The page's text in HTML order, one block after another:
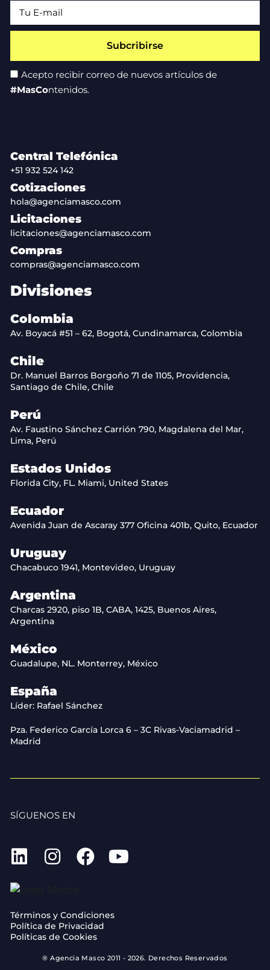
Acepto recibir correo de nuevos artículos de
#MasContenidos.
Subcribirse
Central Telefónica
+51 932 524 142
Cotizaciones
hola@agenciamasco.com
Licitaciones
licitaciones@agenciamasco.com
Compras
compras@agenciamasco.com
Divisiones
Colombia
Av. Boyacá #51 – 62, Bogotá, Cundinamarca, Colombia
Chile
Dr. Manuel Barros Borgoño 71 de 1105, Providencia,
Santiago de Chile, Chile
Perú
Av. Faustino Sánchez Carrión 790, Magdalena del Mar,
Lima, Perú
Estados Unidos
Florida City, FL. Miami, United States
Ecuador
Avenida Juan de Ascaray 377 Oficina 401b, Quito, Ecuador
Uruguay
Chacabuco 1941, Montevideo, Uruguay
Argentina
Charcas 2920, piso 1B, CABA, 1425, Buenos Aires,
Argentina
México
Guadalupe, NL. Monterrey, México
España
Líder: Rafael Sánchez
Pza. Federico García Lorca 6 – 3C Rivas-Vaciamadrid –
Madrid
SÍGUENOS EN
Términos y Condiciones
Política de Privacidad
Políticas de Cookies
® Agencia Masco 2011 - 2026. Derechos Reservados